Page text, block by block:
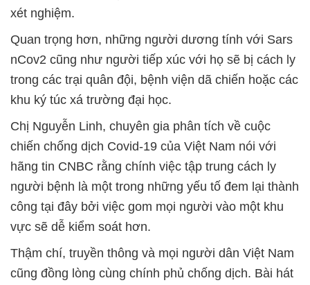
xét nghiệm.
Quan trọng hơn, những người dương tính với Sars
nCov2 cũng như người tiếp xúc với họ sẽ bị cách ly
trong các trại quân đội, bệnh viện dã chiến hoặc các
khu ký túc xá trường đại học.
Chị Nguyễn Linh, chuyên gia phân tích về cuộc
chiến chống dịch Covid-19 của Việt Nam nói với
hãng tin CNBC rằng chính việc tập trung cách ly
người bệnh là một trong những yếu tố đem lại thành
công tại đây bởi việc gom mọi người vào một khu
vực sẽ dễ kiểm soát hơn.
Thậm chí, truyền thông và mọi người dân Việt Nam
cũng đồng lòng cùng chính phủ chống dịch. Bài hát